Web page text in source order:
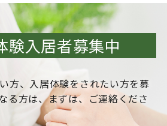
験入居者募集中
方、入居体験をされたい方を募
る方は、まずは、ご連絡くださ